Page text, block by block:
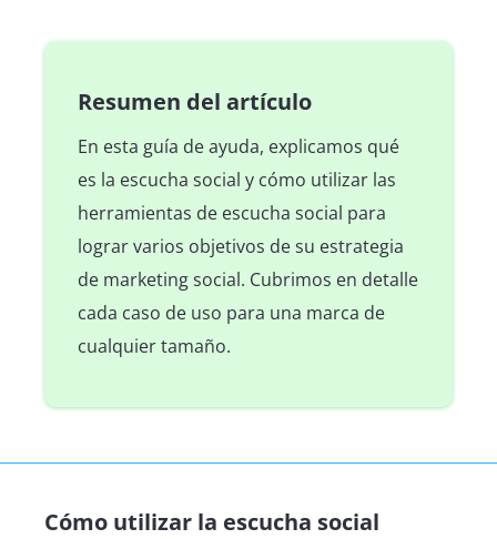
Resumen del artículo
En esta guía de ayuda, explicamos qué
es la escucha social y cómo utilizar las
herramientas de escucha social para
lograr varios objetivos de su estrategia
de marketing social. Cubrimos en detalle
cada caso de uso para una marca de
cualquier tamaño.
Cómo utilizar la escucha social